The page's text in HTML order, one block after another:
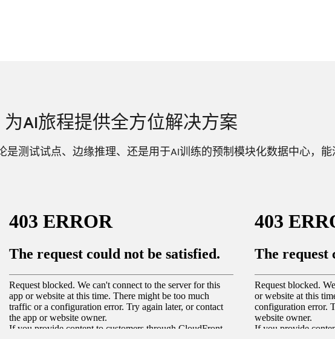
为AI旅程提供全方位解决方案
是测试试点、边缘推理、还是用于AI训练的预制模块化数据中心，